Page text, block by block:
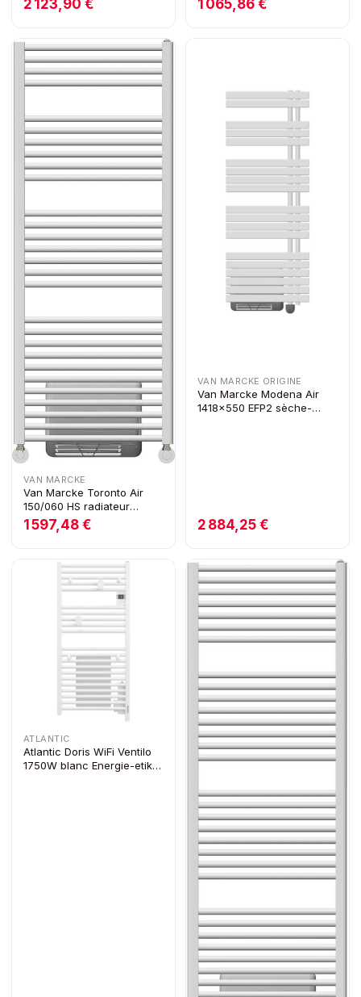
2 123,90 € 1 065,86 €
VAN MARCKE
Van Marcke Toronto Air
150/060 HS radiateur
sèche-serviettHS avec
booster 1000 W
1 597,48 €
VAN MARCKE ORIGINE
Van Marcke Modena Air
1418x550 EFP2 sèche-
2 884,25 €
ATLANTIC
Atlantic Doris WiFi Ventilo
1750W blanc Energie-etiket